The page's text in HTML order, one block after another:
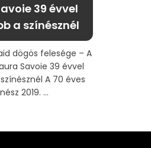
39 évvel
a színésznél
dögös felesége – A
Savoie 39 évvel
A 70 éves
2019. ...